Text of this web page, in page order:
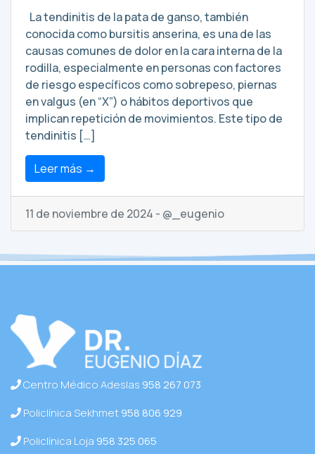
La tendinitis de la pata de ganso, también
conocida como bursitis anserina, es una de las
causas comunes de dolor en la cara interna de la
rodilla, especialmente en personas con factores
de riesgo específicos como sobrepeso, piernas
en valgus (en “X”) o hábitos deportivos que
implican repetición de movimientos. Este tipo de
tendinitis […]
Leer más →
11 de noviembre de 2024 - @_eugenio
Centro Médico Adeslas 958 267 073
Policlínica Sekhmet958 806 929
Policlínica Loja 958 325 065